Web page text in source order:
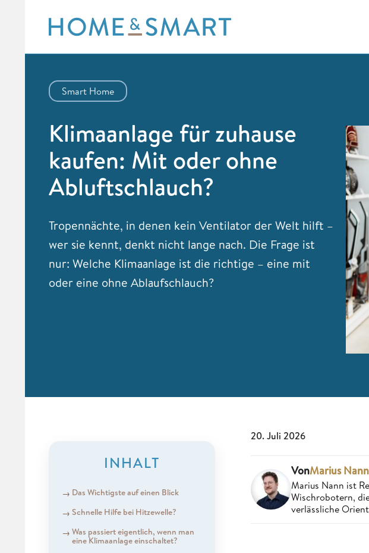
content
Smart Home
Klimaanlage für zuhause
kaufen: Mit oder ohne
Abluftschlauch?
Tropennächte, in denen kein Ventilator der Welt hilft –
wer sie kennt, denkt nicht lange nach. Die Frage ist
nur: Welche Klimaanlage ist die richtige – eine mit
oder eine ohne Ablaufschlauch?
INHALT
Das Wichtigste auf einen Blick
Schnelle Hilfe bei Hitzewelle?
Was passiert eigentlich, wenn man
eine Klimaanlage einschaltet?
20. Juli 2026
VonMarius Nann
Marius Nann ist
Wischrobotern,
verlässliche